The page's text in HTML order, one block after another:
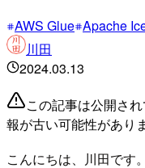
AWS Glue Apache
川田
2024.03.13
この記事は公開さ
報が古い可能性があり
こんにちは、川田です